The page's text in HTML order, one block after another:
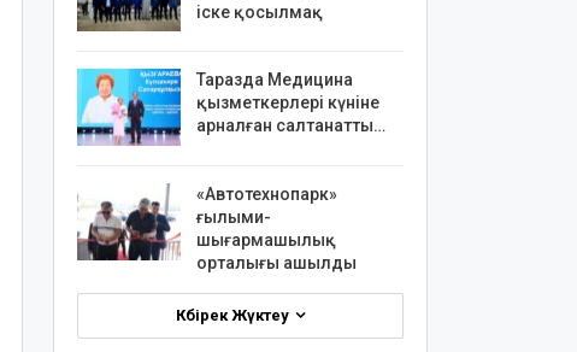
іске қосылмақ
Таразда Медицина
қызметкерлері күніне
арналған салтанатты…
«Автотехнопарк»
ғылыми-
шығармашылық
орталығы ашылды
Көбірек Жүктеу